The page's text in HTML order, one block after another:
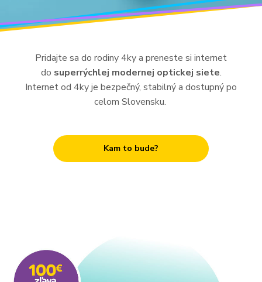
Pridajte sa do rodiny 4ky a preneste si internet
do superrýchlej modernej optickej siete.
Internet od 4ky je bezpečný, stabilný a dostupný po
celom Slovensku.
Kam to bude?